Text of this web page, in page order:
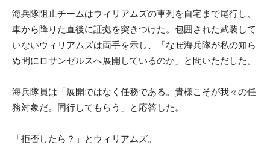
海兵隊阻止チームはウィリアムズの車列を自宅まで尾行し、
車から降りた直後に証拠を突きつけた。包囲された武装して
いないウィリアムズは両手を示し、「なぜ海兵隊が私の知ら
ぬ間にロサンゼルスへ展開しているのか」と問いただした。
海兵隊員は「展開ではなく任務である。貴様こそが我々の任
務対象だ。同行してもらう」と応答した。
「拒否したら？」とウィリアムズ。